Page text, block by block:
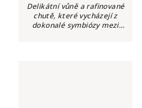
Delikátní vůně a rafinované
chutě, které vycházejí z
dokonalé symbiózy mezi